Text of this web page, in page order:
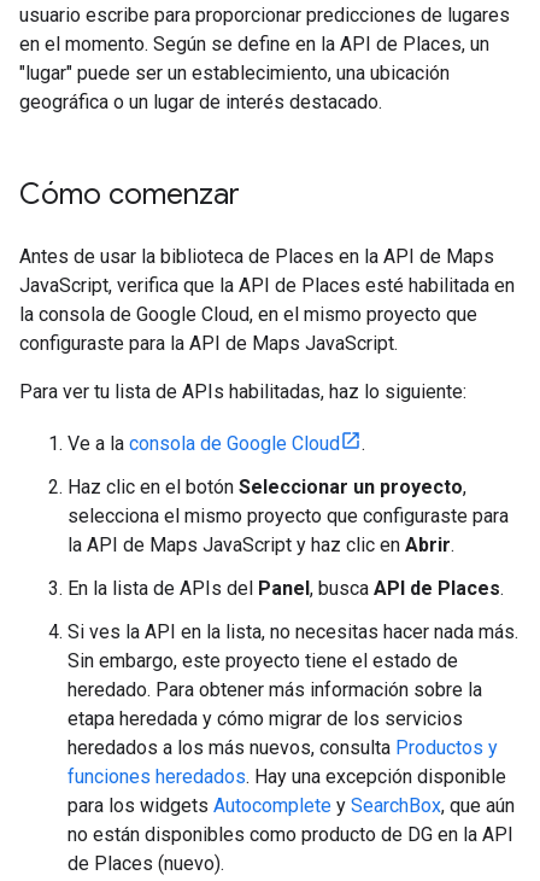
usuario escribe para proporcionar predicciones de lugares
en el momento. Según se define en la API de Places, un
"lugar" puede ser un establecimiento, una ubicación
geográfica o un lugar de interés destacado.
Cómo comenzar
Antes de usar la biblioteca de Places en la API de Maps
JavaScript, verifica que la API de Places esté habilitada en
la consola de Google Cloud, en el mismo proyecto que
configuraste para la API de Maps JavaScript.
Para ver tu lista de APIs habilitadas, haz lo siguiente:
Ve a la consola de Google Cloud
.
Haz clic en el botón Seleccionar un proyecto,
selecciona el mismo proyecto que configuraste para
la API de Maps JavaScript y haz clic en Abrir.
En la lista de APIs del Panel, busca API de Places.
Si ves la API en la lista, no necesitas hacer nada más.
Sin embargo, este proyecto tiene el estado de
heredado. Para obtener más información sobre la
etapa heredada y cómo migrar de los servicios
heredados a los más nuevos, consulta Productos y
funciones heredados. Hay una excepción disponible
para los widgets Autocomplete y SearchBox, que aún
no están disponibles como producto de DG en la API
de Places (nuevo).